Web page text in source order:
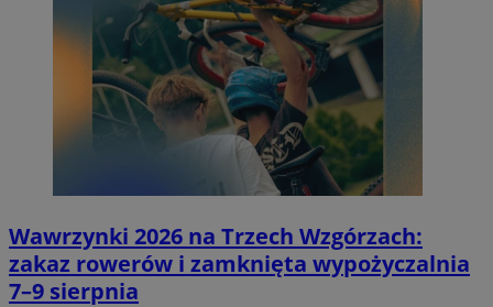
Wawrzynki 2026 na Trzech Wzgórzach:
zakaz rowerów i zamknięta wypożyczalnia
7–9 sierpnia